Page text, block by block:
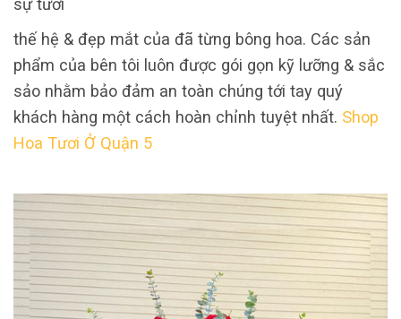
sự tươi
thế hệ & đẹp mắt của đã từng bông hoa. Các sản
phẩm của bên tôi luôn được gói gọn kỹ lưỡng & sắc
sảo nhằm bảo đảm an toàn chúng tới tay quý
khách hàng một cách hoàn chỉnh tuyệt nhất. Shop
Hoa Tươi Ở Quận 5